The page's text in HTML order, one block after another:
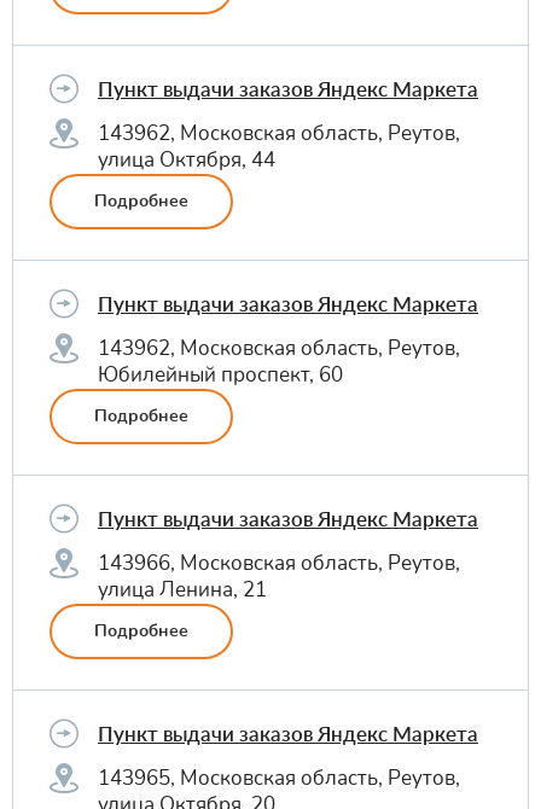
Пункт выдачи заказов Яндекс Маркета
143962, Московская область, Реутов,
улица Октября, 44
Подробнее
Пункт выдачи заказов Яндекс Маркета
143962, Московская область, Реутов,
Юбилейный проспект, 60
Подробнее
Пункт выдачи заказов Яндекс Маркета
143966, Московская область, Реутов,
улица Ленина, 21
Подробнее
Пункт выдачи заказов Яндекс Маркета
143965, Московская область, Реутов,